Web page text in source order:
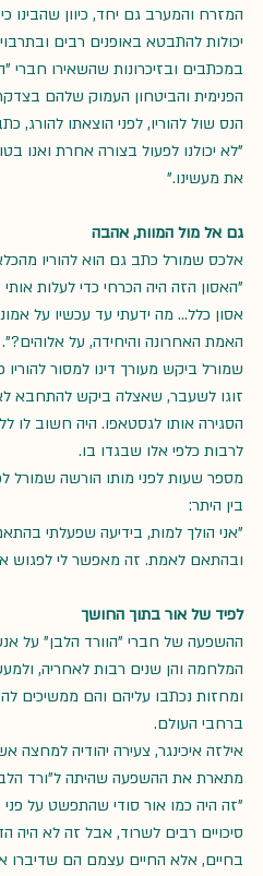
המזרח והמערב גם יחד, כיוון שהבינו
יכולות להתבטא באופנים רבים
במכתבים ובזיכרונות שהשאירו חברי
הפנימית והביטחון העמוק שלהם
הנס שול להוריו, לפני הוצאתו להורג,
"לא יכולנו לפעול בצורה אחרת ואנו
את מעשינו."
גם אל מול המוות, אהבה
אלכס שמורל כתב גם הוא להוריו
"האסון הזה היה הכרחי כדי לעלות
אסון כלל… מה ידעתי עד עכשיו על
האמת האחרונה והיחידה, על אלוהים?".
שמורל ביקש מעורך דינו למסור
זוגו לשעבר, שאצלה ביקש להתחבא
הסגירה אותו לגסטאפו. היה חשוב לו
לרבות כלפי אלו שבגדו בו.
מספר שעות לפני מותו הורשה שמורל
בין היתר:
"אני הולך למות, בידיעה שפעלתי
ובהתאם לאמת. זה מאפשר לי לפגוש
לפיד של אור בתוך החושך
ההשפעה של חברי "הוורד הלבן" על
המלחמה והן שנים רבות לאחריה,
ומחזות נכתבו עליהם והם ממשיכים
ברחבי העולם.
אילזה איכינגר, צעירה יהודיה למחצה
מתארת את ההשפעה שהיתה ל"ורד
"זה היה כמו אור סודי שהתפשט על פני
סיכויים רבים לשרוד, אבל זה לא היה
בחיים, אלא החיים עצמם הם שדיברו